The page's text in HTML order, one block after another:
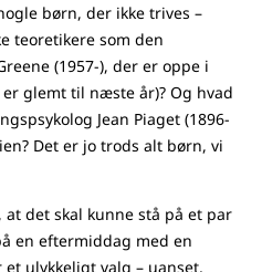
børn, der ikke trives –
teoretikere som den
(1957-), der er oppe i
glemt til næste år)? Og hvad
Jean Piaget (1896-
Det er jo trods alt børn, vi
at det skal kunne stå på et par
en eftermiddag med en
ulykkeligt valg – uanset,